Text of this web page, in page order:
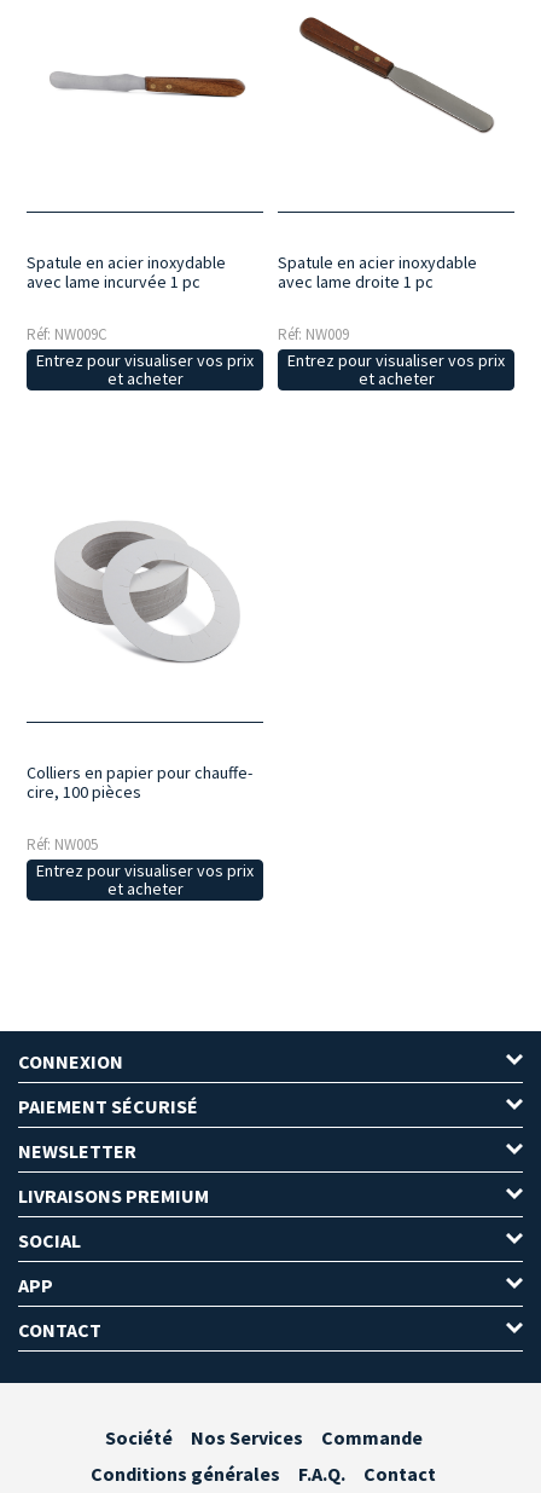
Spatule en acier inoxydable
avec lame incurvée 1 pc
Réf: NW009C
Entrez pour visualiser vos prix
et acheter
Spatule en acier inoxydable
avec lame droite 1 pc
Réf: NW009
Entrez pour visualiser vos prix
et acheter
Colliers en papier pour chauffe-
cire, 100 pièces
Réf: NW005
Entrez pour visualiser vos prix
et acheter
CONNEXION
PAIEMENT SÉCURISÉ
NEWSLETTER
LIVRAISONS PREMIUM
SOCIAL
APP
CONTACT
Société Nos Services
Commande
Conditions générales
F.A.Q. Contact